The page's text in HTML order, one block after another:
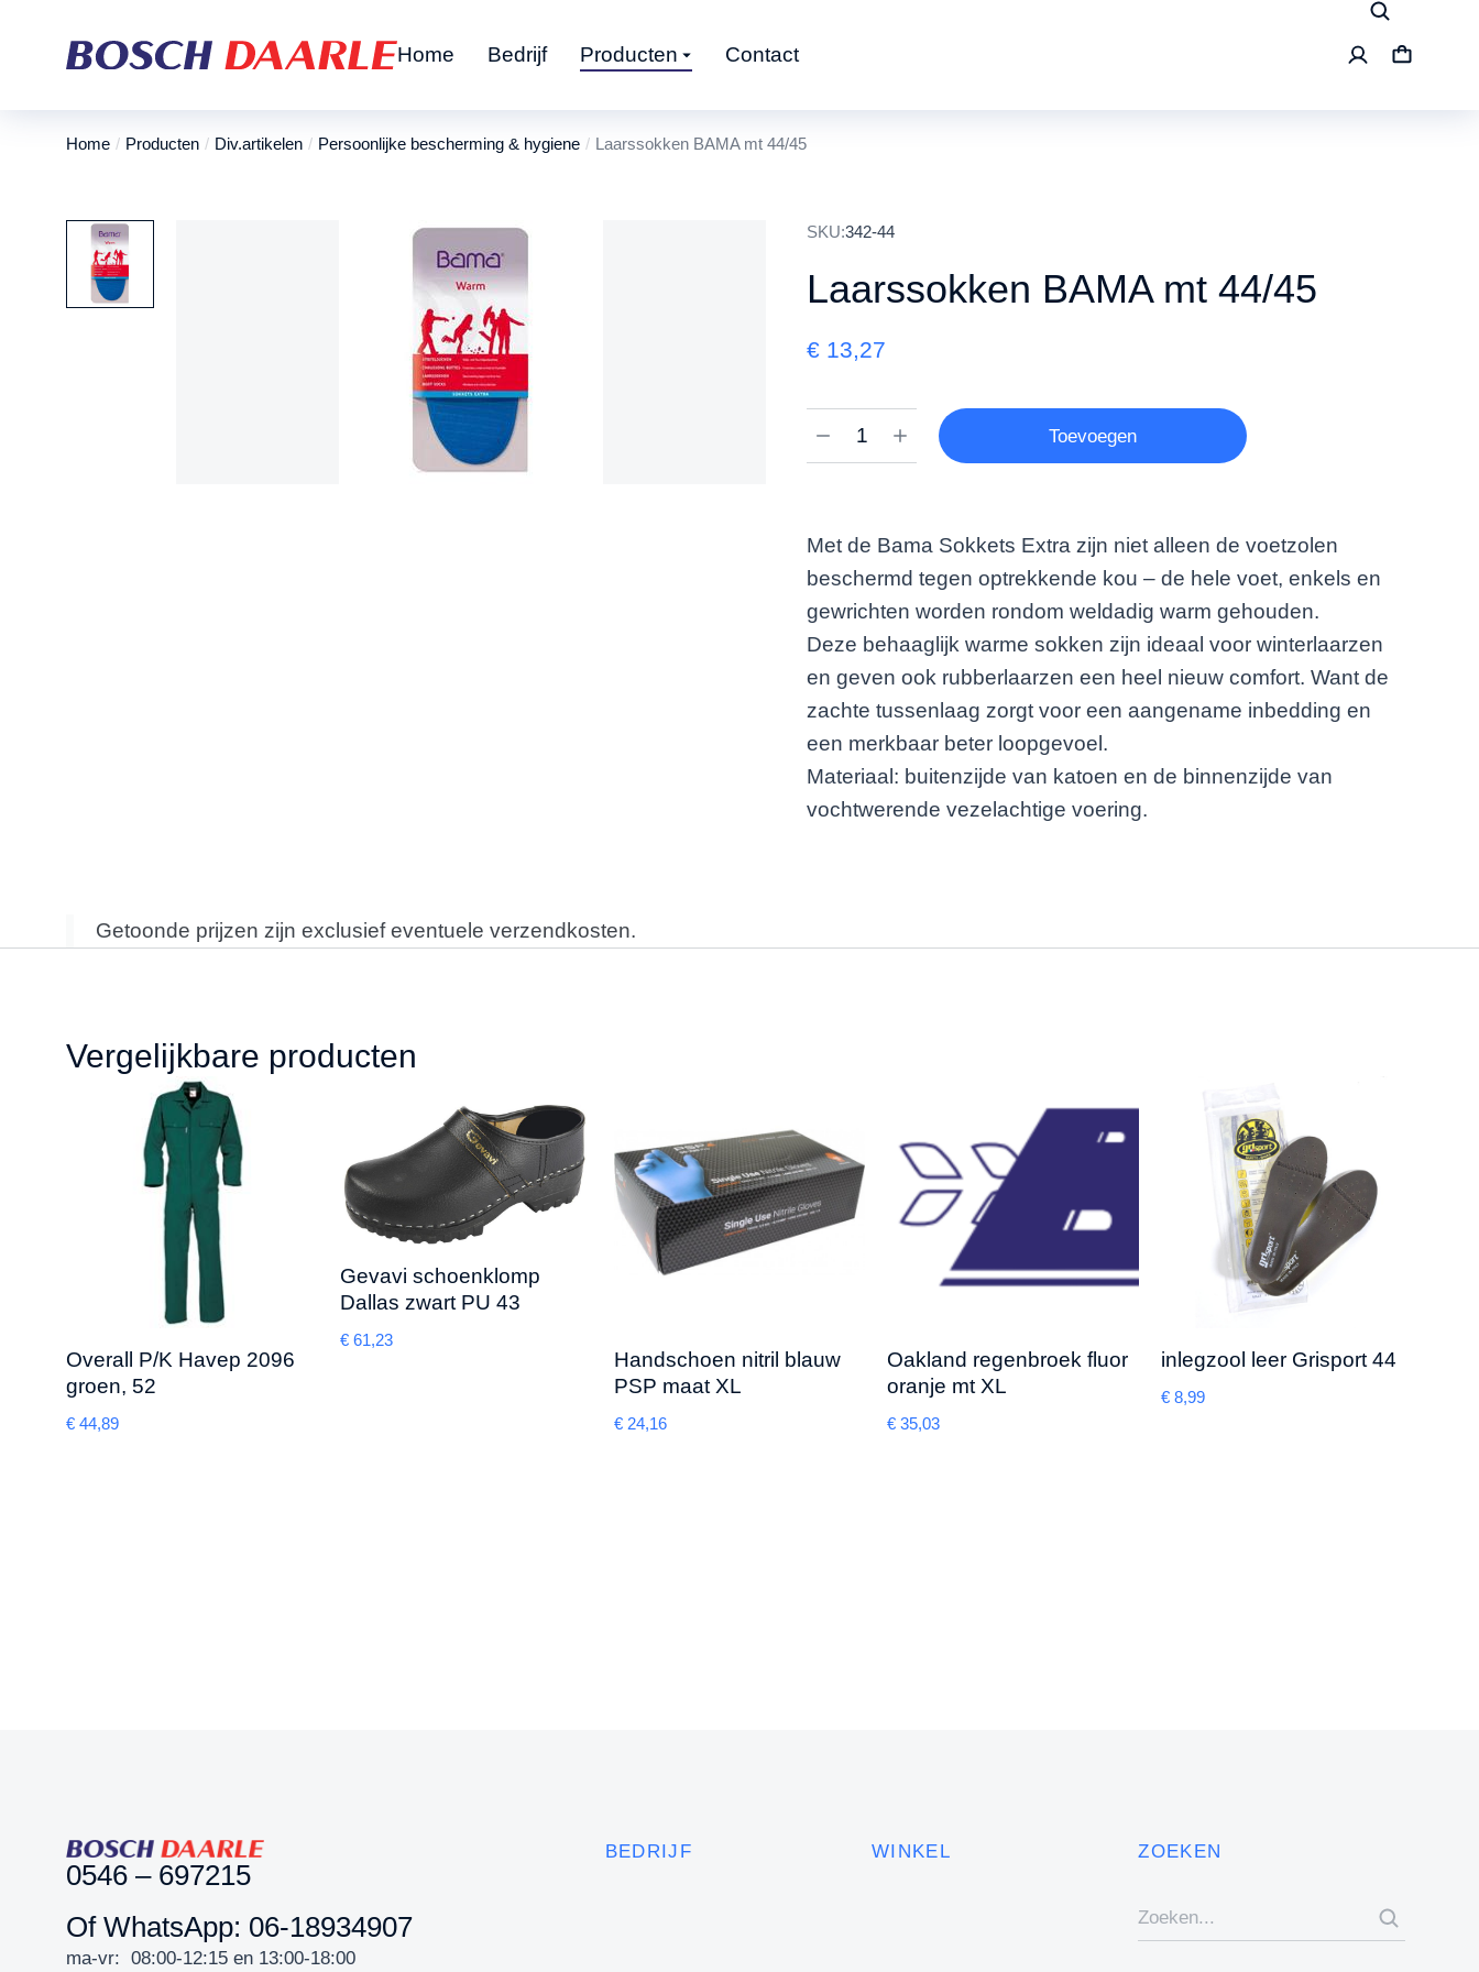
Home Bedrijf Producten Contact
Je bent hier:
Home Producten Div.artikelen Persoonlijke bescherming & hygiene Laarssokken BAMA mt 44/45
SKU:342-44
Laarssokken BAMA mt 44/45
€ 13,27
Toevoegen
Met de Bama Sokkets Extra zijn niet alleen de voetzolen
beschermd tegen optrekkende kou – de hele voet, enkels en
gewrichten worden rondom weldadig warm gehouden.
Deze behaaglijk warme sokken zijn ideaal voor winterlaarzen
en geven ook rubberlaarzen een heel nieuw comfort. Want de
zachte tussenlaag zorgt voor een aangename inbedding en
een merkbaar beter loopgevoel.
Materiaal: buitenzijde van katoen en de binnenzijde van
vochtwerende vezelachtige voering.
Getoonde prijzen zijn exclusief eventuele verzendkosten.
Vergelijkbare producten
Overall P/K Havep 2096
groen, 52
€ 44,89
Gevavi schoenklomp
Dallas zwart PU 43
€61,23
Handschoen nitril blauw
PSP maat XL
€24,16
Oakland regenbroek fluor
oranje mt XL
€ 35,03
inlegzool leer Grisport 44
€ 8,99
0546 – 697215
Of WhatsApp: 06-18934907
ma-vr: 08:00-12:15 en 13:00-18:00
BEDRIJF WINKEL ZOEKEN